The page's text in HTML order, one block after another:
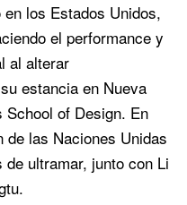
los Estados Unidos,
el performance y
al alterar
estancia en Nueva
School of Design. En
de las Naciones Unidas
ultramar, junto con Li